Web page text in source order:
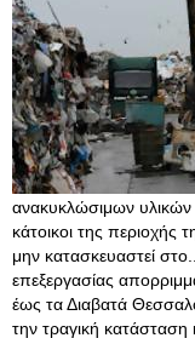
ανακυκλώσιμων υλικών
κάτοικοι της
μην κατασκευαστεί
επεξεργασίας
έως τα Διαβατά
την τραγική κατάσταση